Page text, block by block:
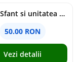
Duhul Sfant si unitatea Bisericii. Jurnal de Conciliu - Andre Scrima
50.00 RON
Vezi detalii